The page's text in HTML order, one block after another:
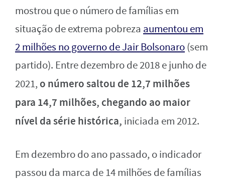
mostrou que o número de famílias em
situação de extrema pobreza aumentou em
2 milhões no governo de Jair Bolsonaro(sem
partido). Entre dezembro de 2018 e junho de
2021, o número saltou de 12,7 milhões
para 14,7 milhões, chegando ao maior
nível da série histórica, iniciada em 2012.
Em dezembro do ano passado, o indicador
passou da marca de 14 milhões de famílias